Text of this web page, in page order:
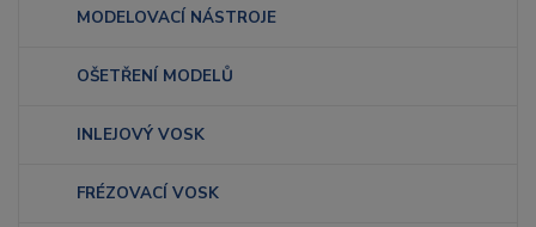
MODELOVACÍ NÁSTROJE
OŠETŘENÍ MODELŮ
INLEJOVÝ VOSK
FRÉZOVACÍ VOSK